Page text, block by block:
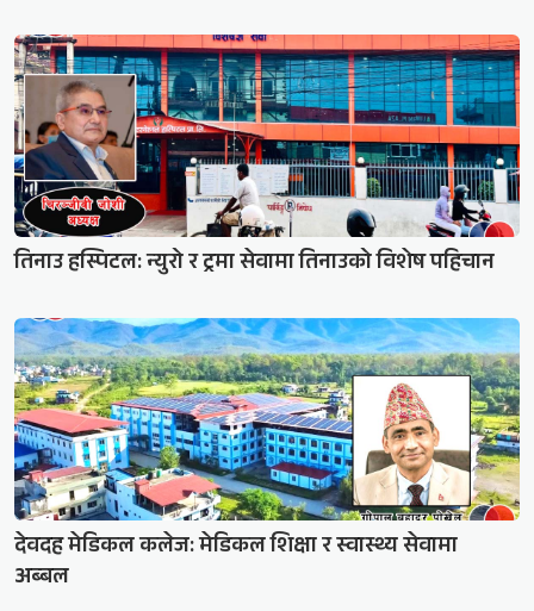
तिनाउ हस्पिटल: न्युरो र ट्रमा सेवामा तिनाउको विशेष पहिचान
देवदह मेडिकल कलेज: मेडिकल शिक्षा र स्वास्थ्य सेवामा
अब्बल